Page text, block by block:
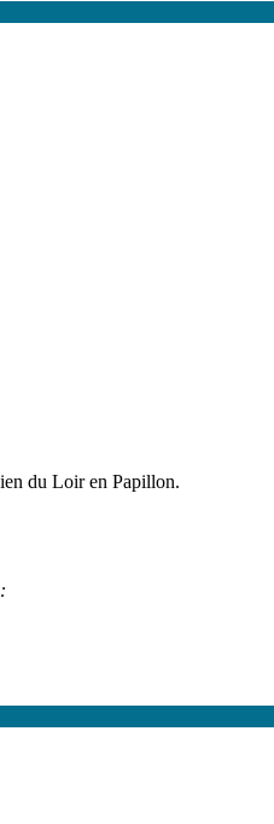
du Loir en Papillon.